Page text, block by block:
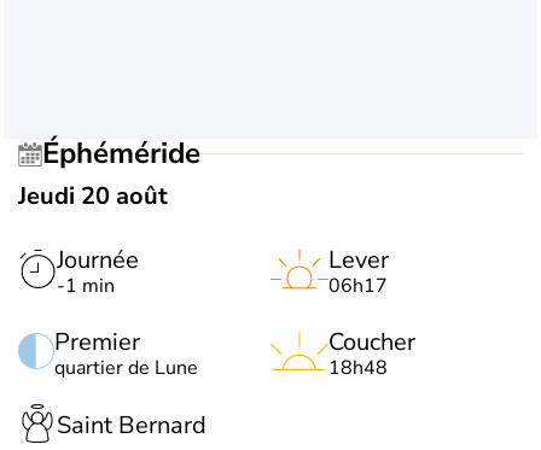
Éphéméride
Jeudi 20 août
Journée
-1 min
Premier
quartier de Lune
Lever
06h17
Coucher
18h48
Saint Bernard